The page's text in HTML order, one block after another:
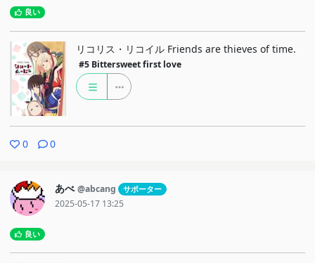
良い
リコリス・リコイル Friends are thieves of time.
#5 Bittersweet first love
0 0
あべ @abcang サポーター
2025-05-17 13:25
良い